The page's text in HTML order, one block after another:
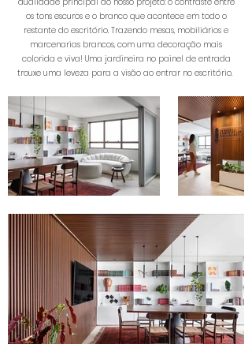
os tons escuros e o branco que acontece em todo o
restante do escritório. Trazendo mesas, mobiliários e
marcenarias brancos, com uma decoração mais
colorida e viva! Uma jardineira no painel de entrada
trouxe uma leveza para a visão ao entrar no escritório.